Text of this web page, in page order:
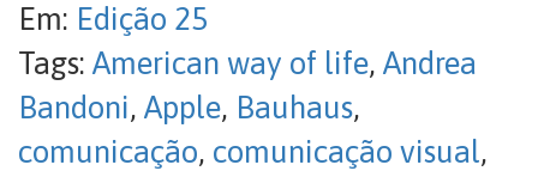
Em: Edição 25
Tags: American way of life, Andrea
Bandoni, Apple, Bauhaus,
comunicação, comunicação visual,